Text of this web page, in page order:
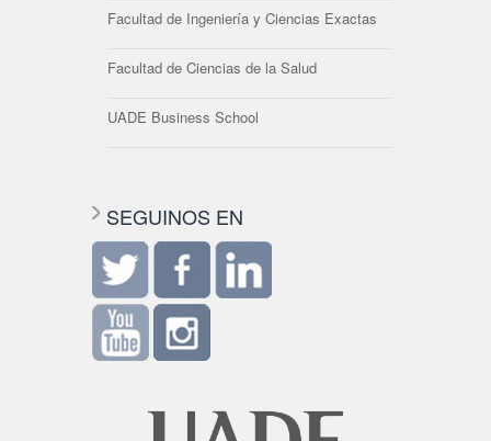
Facultad de Ingeniería y Ciencias Exactas
Facultad de Ciencias de la Salud
UADE Business School
SEGUINOS EN